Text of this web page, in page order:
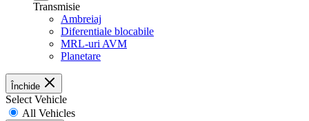
Transmisie
Ambreiaj
Diferentiale blocabile
MRL-uri AVM
Planetare
Închide
Select Vehicle
All Vehicles